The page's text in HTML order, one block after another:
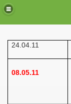
24.04.11
08.05.11